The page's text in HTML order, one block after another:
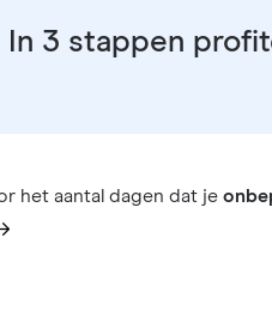
In 3 stappen
het aantal dagen dat je